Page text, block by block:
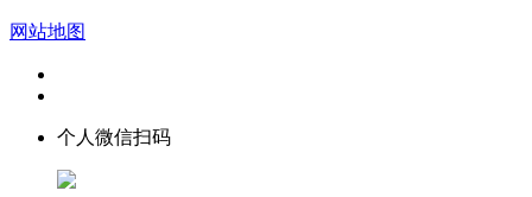
网站地图
个人微信扫码